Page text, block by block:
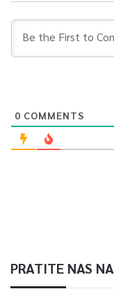
0 COMMENTS
PRATITE NAS NA